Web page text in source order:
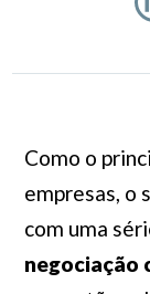
Como o
empresas, o
com uma
negociação